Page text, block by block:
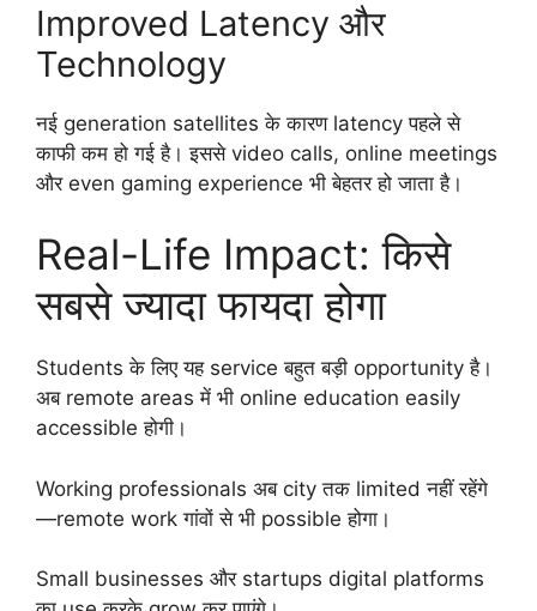
Improved Latency और
Technology
नई generation satellites के कारण latency पहले से
काफी कम हो गई है। इससे video calls, online meetings
और even gaming experience भी बेहतर हो जाता है।
Real-Life Impact: किसे
सबसे ज्यादा फायदा होगा
Students के लिए यह service बहुत बड़ी opportunity है।
अब remote areas में भी online education easily
accessible होगी।
Working professionals अब city तक limited नहीं रहेंगे
—remote work गांवों से भी possible होगा।
Small businesses और startups digital platforms